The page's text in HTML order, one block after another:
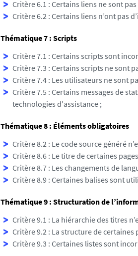
Critère 6.1 : Certains liens ne sont
Critère 6.2 : Certains liens n’ont pas
Thématique 7 : Scripts
Critère 7.1 : Certains scripts sont
Critère 7.3 : Certains scripts ne sont
Critère 7.4 : Les utilisateurs ne sont
Critère 7.5 : Certains messages de
technologies d'assistance ;
Thématique 8 : Éléments obligatoires
Critère 8.2 : Le code source généré
Critère 8.6 : Le titre de certaines
Critère 8.7 : Les changements de
Critère 8.9 : Certaines balises sont
Thématique 9 : Structuration de
Critère 9.1 : La hiérarchie des titres
Critère 9.2 : La structure de certaines
Critère 9.3 : Certaines listes sont